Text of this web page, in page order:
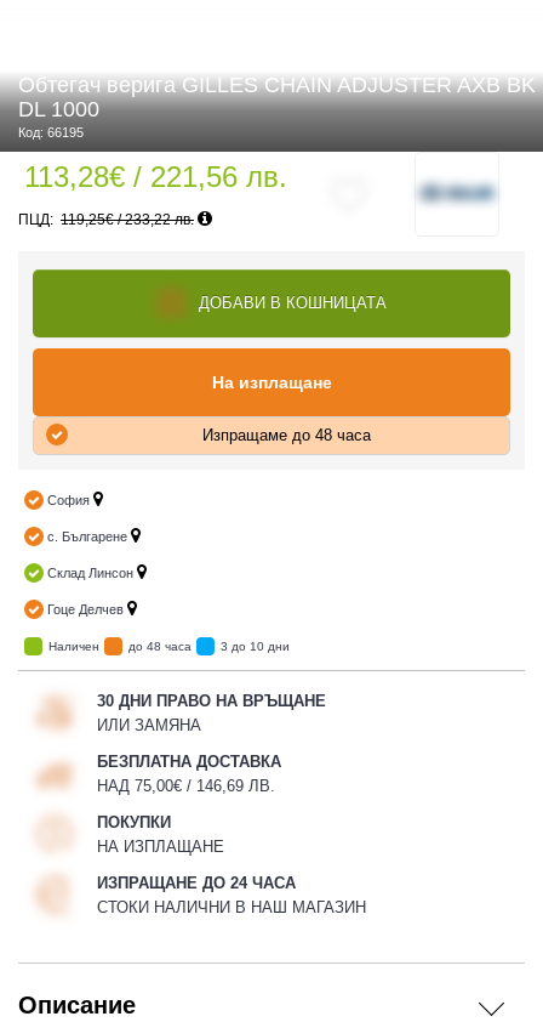
ЕКИПИРОВКА
Обтегач верига GILLES CHAIN ADJUSTER AXB BK
DL 1000
Код: 66195
113,28€ / 221,56 лв.
119,25€ / 233,22 лв.
ДОБАВИ В КОШНИЦАТА
На изплащане
Изпращаме до 48 часа
София
с. Българене
Склад Линсон
Гоце Делчев
Наличен до 48 часа 3 до 10 дни
30 ДНИ ПРАВО НА ВРЪЩАНЕ
ИЛИ ЗАМЯНА
БЕЗПЛАТНА ДОСТАВКА
НАД 75,00€ / 146,69 ЛВ.
ПОКУПКИ
НА ИЗПЛАЩАНЕ
ИЗПРАЩАНЕ ДО 24 ЧАСА
СТОКИ НАЛИЧНИ В НАШ МАГАЗИН
Описание